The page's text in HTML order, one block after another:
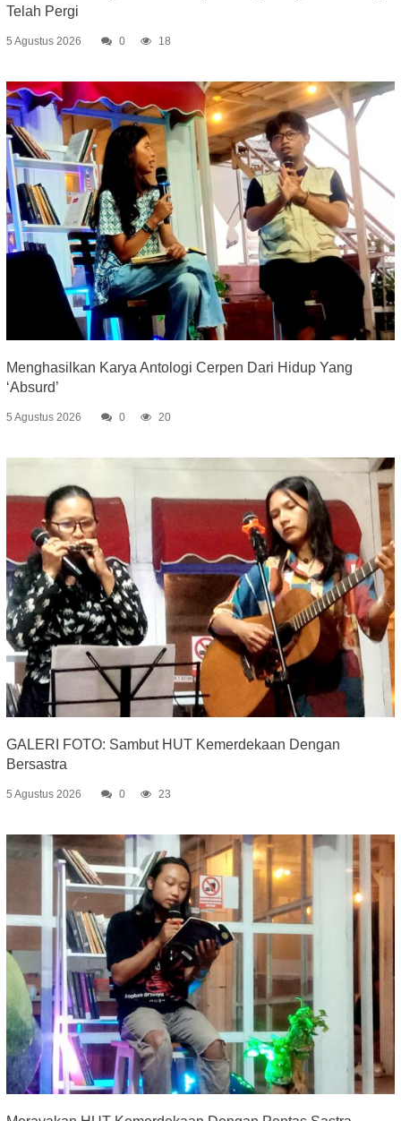
Telah Pergi
5 Agustus 2026 0 18
Menghasilkan Karya Antologi Cerpen Dari Hidup Yang
‘Absurd’
5 Agustus 2026 0 20
GALERI FOTO: Sambut HUT Kemerdekaan Dengan
Bersastra
5 Agustus 2026 0 23